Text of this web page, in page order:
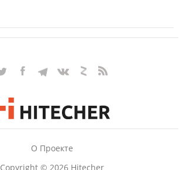
Copyright © 2026 Hitecher
О Проекте